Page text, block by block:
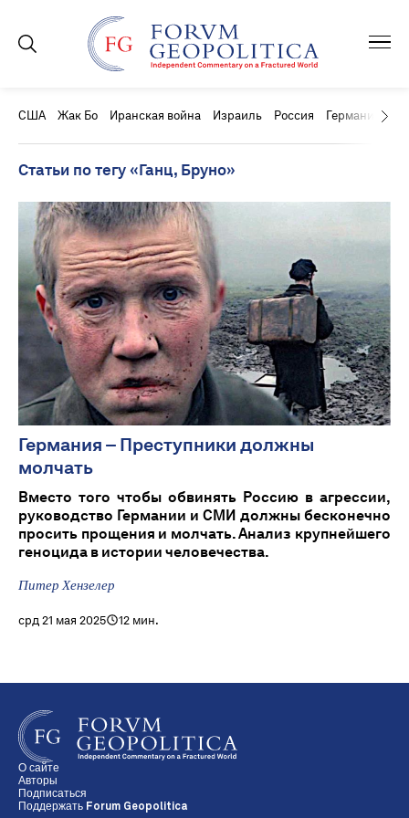
США Жак Бо Иранская война Израиль Россия Германия
Статьи по тегу «Ганц, Бруно»
Германия – Преступники должны
молчать
Вместо того чтобы обвинять Россию в агрессии,
руководство Германии и СМИ должны бесконечно
просить прощения и молчать. Анализ крупнейшего
геноцида в истории человечества.
Питер Хензелер
срд 21 мая 2025 12 мин.
О сайте
Авторы
Подписаться
Поддержать Forum Geopolitica